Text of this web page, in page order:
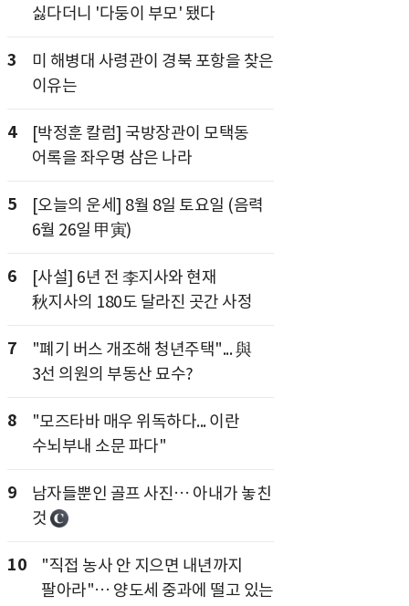
싫다더니 '다둥이 부모' 됐다
3
미 해병대 사령관이 경북 포항을 찾은
이유는
4
[박정훈 칼럼] 국방장관이 모택동
어록을 좌우명 삼은 나라
5
[오늘의 운세] 8월 8일 토요일 (음력
6월 26일 甲寅)
6
[사설] 6년 전 李지사와 현재
秋지사의 180도 달라진 곳간 사정
7
"폐기 버스 개조해 청년주택"... 與
3선 의원의 부동산 묘수?
8
"모즈타바 매우 위독하다... 이란
수뇌부내 소문 파다"
9
남자들뿐인 골프 사진… 아내가 놓친
것
10
"직접 농사 안 지으면 내년까지
팔아라"… 양도세 중과에 떨고 있는